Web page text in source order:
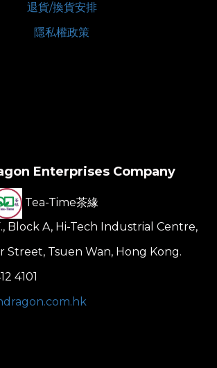
退貨/換貨安排
隱私權政策
Enterprises Company
Tea-Time茶緣
Block A, Hi-Tech Industrial Centre,
Street, Tsuen Wan, Hong Kong.
4101